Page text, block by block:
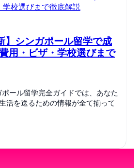
】シンガポール留学で成
用・ビザ・学校選びまで
ール留学完全ガイドでは、あなた
活を送るための情報が全て揃って